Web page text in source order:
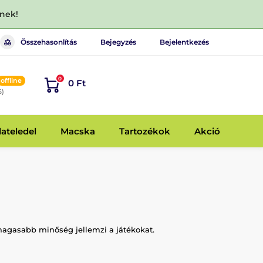
Összehasonlítás Bejegyzés Bejelentkezés
offline
0 0 Ft
Macska Tartozékok Akció
minőség jellemzi a játékokat.